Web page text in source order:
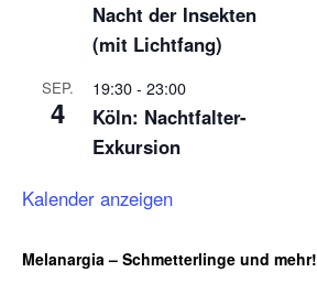
Nacht der Insekten
(mit Lichtfang)
SEP.
4
19:30- 23:00
Köln: Nachtfalter-
Exkursion
Kalender anzeigen
Melanargia – Schmetterlinge und mehr!